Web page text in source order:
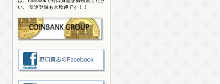
い。 友達登録も大歓迎です！！